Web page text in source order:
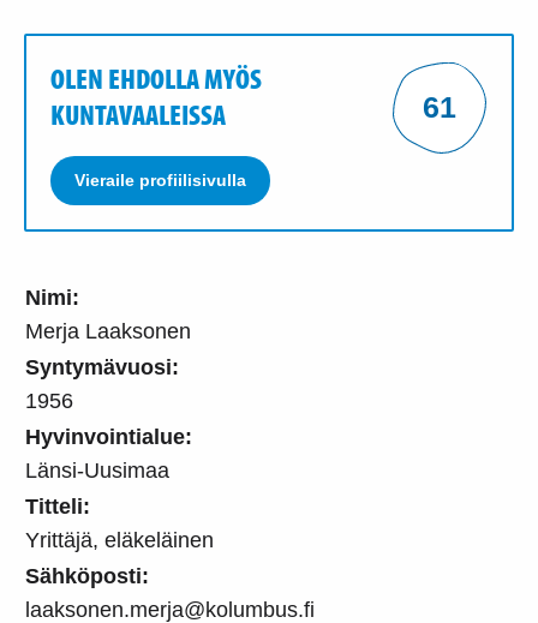
Nimi:
Merja Laaksonen
Syntymävuosi:
1956
Hyvinvointialue:
Länsi-Uusimaa
Titteli:
Yrittäjä, eläkeläinen
Sähköposti:
laaksonen.merja@kolumbus.fi
OLEN EHDOLLA MYÖS
KUNTAVAALEISSA
Vieraile profiilisivulla
61